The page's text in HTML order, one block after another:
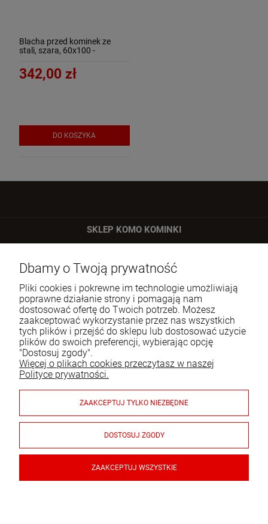
Blacha przed kominek ze
stali, szara, 60x100 -
342,00 zł
DO KOSZYKA
SKLEP KOMO KOMINKI
00-716 Warszawa
Tel.:
22 651 09 06
E-mail: sklep@komo.pl
Moje konto
Pomoc
Płatności i dostawa
Dbamy o Twoją prywatność
Pliki cookies i pokrewne im technologie umożliwiają
poprawne działanie strony i pomagają nam
dostosować ofertę do Twoich potrzeb. Możesz
zaakceptować wykorzystanie przez nas wszystkich
tych plików i przejść do sklepu lub dostosować użycie
plików do swoich preferencji, wybierając opcję
"Dostosuj zgody".
Więcej o plikach cookies przeczytasz w naszej
Polityce prywatności.
ZAAKCEPTUJ TYLKO NIEZBĘDNE
DOSTOSUJ ZGODY
ZAAKCEPTUJ WSZYSTKIE